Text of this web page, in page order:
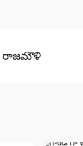
డైరెక్టర్ శంకర్ క్రాస్ చేసి టాప్‌లో కి రాజమౌళి